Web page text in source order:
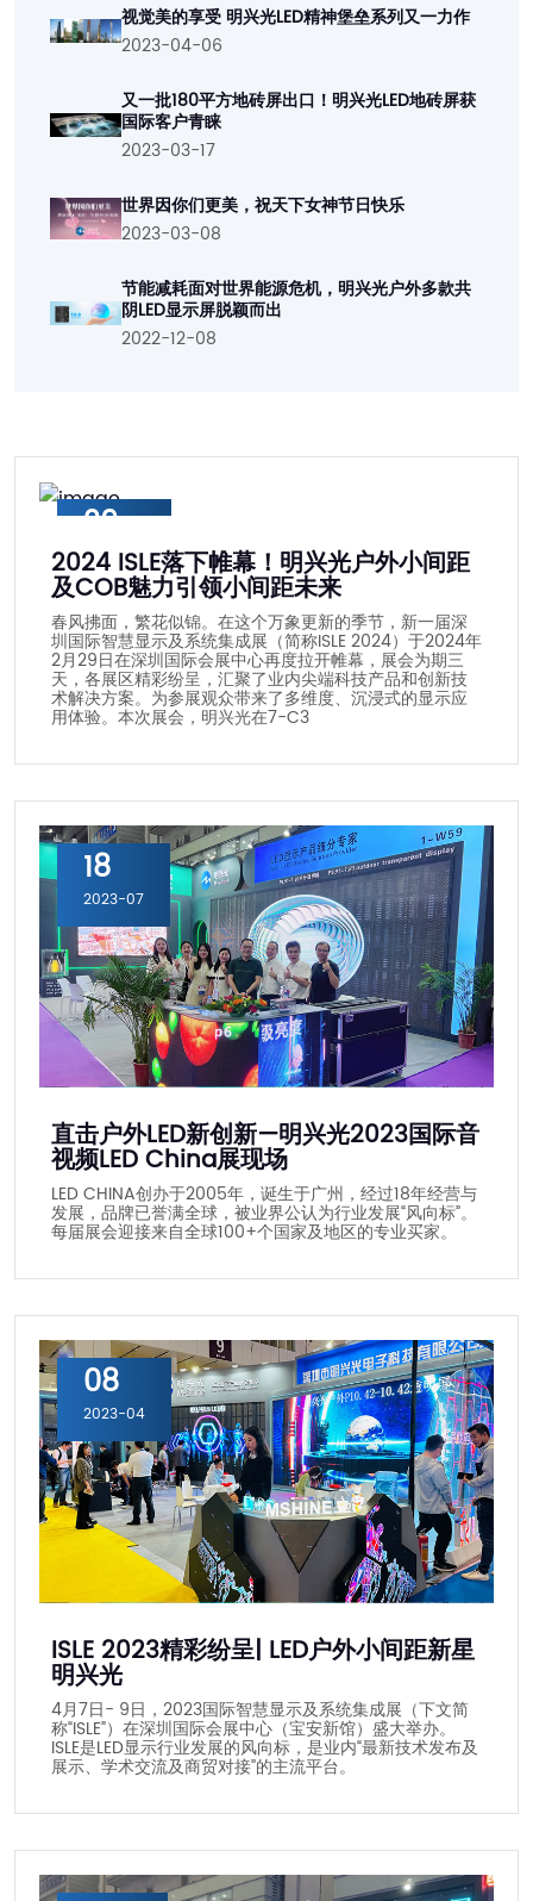
29
2024-02
2024 ISLE落下帷幕！明兴光户外小间距
及COB魅力引领小间距未来
春风拂面，繁花似锦。在这个万象更新的季节，新一届深
圳国际智慧显示及系统集成展（简称ISLE 2024）于2024年
2月29日在深圳国际会展中心再度拉开帷幕，展会为期三
天，各展区精彩纷呈，汇聚了业内尖端科技产品和创新技
术解决方案。为参展观众带来了多维度、沉浸式的显示应
用体验。本次展会，明兴光在7-C3
18
2023-07
直击户外LED新创新—明兴光2023国际音
视频LED China展现场
LED CHINA创办于2005年，诞生于广州，经过18年经营与
发展，品牌已誉满全球，被业界公认为行业发展“风向标”。
每届展会迎接来自全球100+个国家及地区的专业买家。
08
2023-04
ISLE 2023精彩纷呈| LED户外小间距新星
明兴光
4月7日- 9日，2023国际智慧显示及系统集成展（下文简
称“ISLE”）在深圳国际会展中心（宝安新馆）盛大举办。
ISLE是LED显示行业发展的风向标，是业内“最新技术发布及
展示、学术交流及商贸对接”的主流平台。
视觉美的享受 明兴光LED精神堡垒系列又一力作
2023-04-06
又一批180平方地砖屏出口！明兴光LED地砖屏获
国际客户青睐
2023-03-17
世界因你们更美，祝天下女神节日快乐
2023-03-08
节能减耗面对世界能源危机，明兴光户外多款共
阴LED显示屏脱颖而出
2022-12-08